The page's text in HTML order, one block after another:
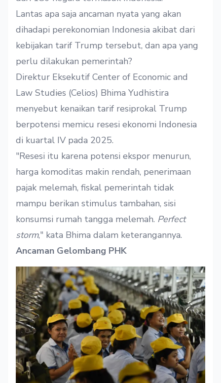
Lantas apa saja ancaman nyata yang akan
dihadapi perekonomian Indonesia akibat dari
kebijakan tarif Trump tersebut, dan apa yang
perlu dilakukan pemerintah?
Direktur Eksekutif Center of Economic and
Law Studies (Celios) Bhima Yudhistira
menyebut kenaikan tarif resiprokal Trump
berpotensi memicu resesi ekonomi Indonesia
di kuartal IV pada 2025.
"Resesi itu karena potensi ekspor menurun,
harga komoditas makin rendah, penerimaan
pajak melemah, fiskal pemerintah tidak
mampu berikan stimulus tambahan, sisi
konsumsi rumah tangga melemah. Perfect
storm," kata Bhima dalam keterangannya.
Ancaman Gelombang PHK